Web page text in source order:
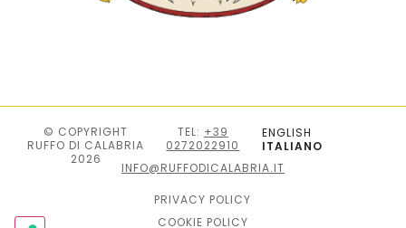
© COPYRIGHT
RUFFO DI CALABRIA
2026
TEL: +39
0272022910
INFO@RUFFODICALABRIA.IT
PRIVACY POLICY
COOKIE POLICY
ENGLISH
ITALIANO